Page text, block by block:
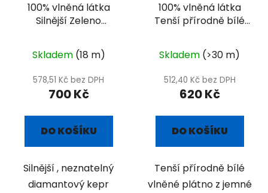
100% vlněná látka
Silnější Zeleno
valchovaný
Skladem (18 m)
578,51 Kč bez DPH
700 Kč
DO KOŠÍKU
Silnější , neznatelný
diamantový kepr
100% vlněná látka
Tenší přírodně bílé
Skladem (>30 m)
512,40 Kč bez DPH
620 Kč
DO KOŠÍKU
Tenší přírodně bílé
vlněné plátno z jemné